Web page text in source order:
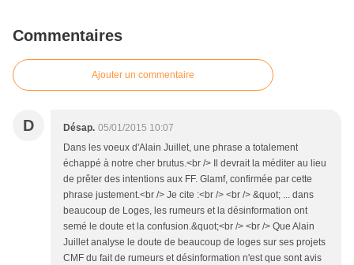
Commentaires
Ajouter un commentaire
D Désap. 05/01/2015 10:07
Dans les voeux d'Alain Juillet, une phrase a totalement
échappé à notre cher brutus.<br /> Il devrait la méditer au lieu
de prêter des intentions aux FF. Glamf, confirmée par cette
phrase justement.<br /> Je cite :<br /> <br /> &quot; ... dans
beaucoup de Loges, les rumeurs et la désinformation ont
semé le doute et la confusion.&quot;<br /> <br /> Que Alain
Juillet analyse le doute de beaucoup de loges sur ses projets
CMF du fait de rumeurs et désinformation n'est que sont avis